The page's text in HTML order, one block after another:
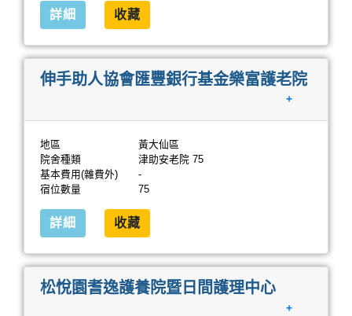
詳細 收藏
伸手助人協會匯豐銀行基金樂富護老院
+
地區
黃大仙區
院舍種類
津助安老院 75
基本費用(雜費外)
-
宿位數量
75
詳細 收藏
松悅園耆逸護養院暨日間護理中心
+